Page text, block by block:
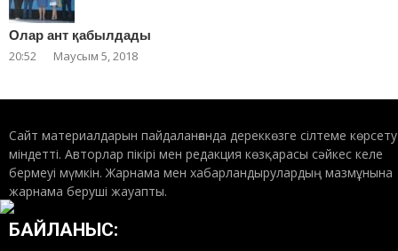
Олар ант қабылдады
20:52 Маусым 5, 2018
Сайт материалдарын пайдаланғанда дереккөзге сілтеме көрсету
міндетті. Авторлар пікірі мен редакция көзқарасы сәйкес келе
бермеуі мүмкін. Жарнама мен хабарландырулардың мазмұнына
жарнама беруші жауапты.
БАЙЛАНЫС: